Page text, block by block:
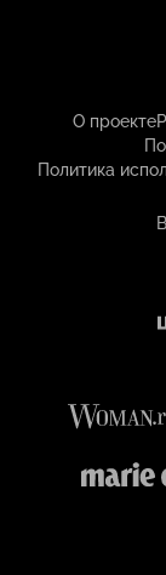
О проекте
Политика